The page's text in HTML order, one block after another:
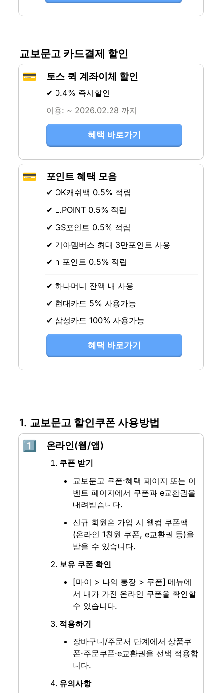
교보문고 카드결제 할인
💳 토스 퀵 계좌이체 할인
✔ 0.4% 즉시할인
이용: ~ 2026.02.28 까지
혜택 바로가기
💳 포인트 혜택 모음
✔ OK캐쉬백 0.5% 적립
✔ L.POINT 0.5% 적립
✔ GS포인트 0.5% 적립
✔ 기아멤버스 최대 3만포인트 사용
✔ h 포인트 0.5% 적립
✔ 하나머니 잔액 내 사용
✔ 현대카드 5% 사용가능
✔ 삼성카드 100% 사용가능
혜택 바로가기
1. 교보문고 할인쿠폰 사용방법
1️⃣ 온라인(웹/앱)
쿠폰 받기
교보문고 쿠폰·혜택 페이지 또는 이
벤트 페이지에서 쿠폰과 e교환권을
내려받습니다.
신규 회원은 가입 시 웰컴 쿠폰팩
(온라인 1천원 쿠폰, e교환권 등)을
받을 수 있습니다.
보유 쿠폰 확인
[마이 > 나의 통장 > 쿠폰] 메뉴에
서 내가 가진 온라인 쿠폰을 확인할
수 있습니다.
적용하기
장바구니/주문서 단계에서 상품쿠
폰·주문쿠폰·e교환권을 선택 적용합
니다.
유의사항